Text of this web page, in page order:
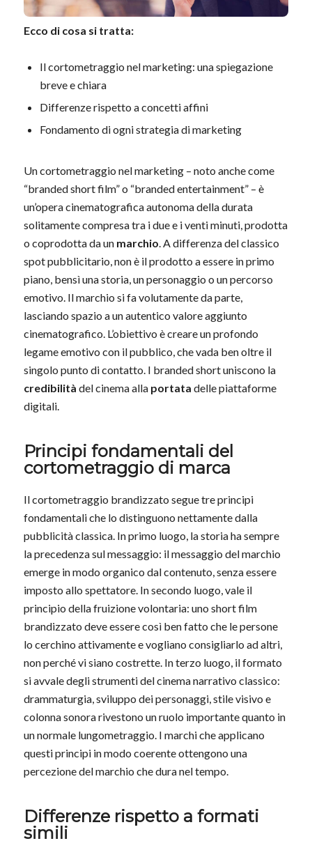
Ecco di cosa si tratta:
Il cortometraggio nel marketing: una spiegazione
breve e chiara
Differenze rispetto a concetti affini
Fondamento di ogni strategia di marketing
Un cortometraggio nel marketing – noto anche come
“branded short film” o “branded entertainment” – è
un’opera cinematografica autonoma della durata
solitamente compresa tra i due e i venti minuti, prodotta
o coprodotta da un marchio. A differenza del classico
spot pubblicitario, non è il prodotto a essere in primo
piano, bensì una storia, un personaggio o un percorso
emotivo. Il marchio si fa volutamente da parte,
lasciando spazio a un autentico valore aggiunto
cinematografico. L’obiettivo è creare un profondo
legame emotivo con il pubblico, che vada ben oltre il
singolo punto di contatto. I branded short uniscono la
credibilità del cinema alla portata delle piattaforme
digitali.
Principi fondamentali del
cortometraggio di marca
Il cortometraggio brandizzato segue tre principi
fondamentali che lo distinguono nettamente dalla
pubblicità classica. In primo luogo, la storia ha sempre
la precedenza sul messaggio: il messaggio del marchio
emerge in modo organico dal contenuto, senza essere
imposto allo spettatore. In secondo luogo, vale il
principio della fruizione volontaria: uno short film
brandizzato deve essere così ben fatto che le persone
lo cerchino attivamente e vogliano consigliarlo ad altri,
non perché vi siano costrette. In terzo luogo, il formato
si avvale degli strumenti del cinema narrativo classico:
drammaturgia, sviluppo dei personaggi, stile visivo e
colonna sonora rivestono un ruolo importante quanto in
un normale lungometraggio. I marchi che applicano
questi principi in modo coerente ottengono una
percezione del marchio che dura nel tempo.
Differenze rispetto a formati
simili